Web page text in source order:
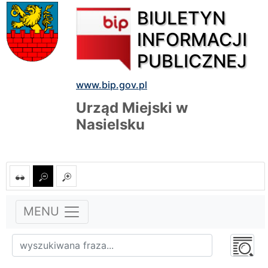
BIULETYN
INFORMACJI
PUBLICZNEJ
www.bip.gov.pl
Urząd Miejski w
Nasielsku
MENU